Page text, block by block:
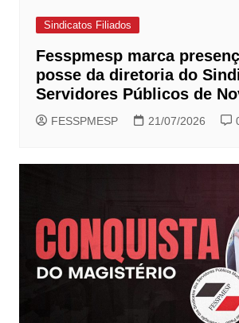
Sindicatos Filiados
Fesspmesp marca
posse da diretoria do
Servidores Públicos de
FESSPMESP 21/07/2026